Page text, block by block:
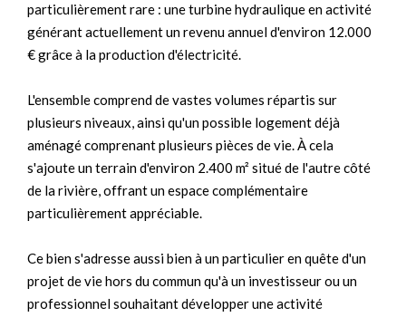
particulièrement rare : une turbine hydraulique en activité
générant actuellement un revenu annuel d'environ 12.000
€ grâce à la production d'électricité.
L'ensemble comprend de vastes volumes répartis sur
plusieurs niveaux, ainsi qu'un possible logement déjà
aménagé comprenant plusieurs pièces de vie. À cela
s'ajoute un terrain d'environ 2.400 m² situé de l'autre côté
de la rivière, offrant un espace complémentaire
particulièrement appréciable.
Ce bien s'adresse aussi bien à un particulier en quête d'un
projet de vie hors du commun qu'à un investisseur ou un
professionnel souhaitant développer une activité